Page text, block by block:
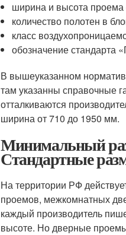
ширина и высота
количество полотен в
класс
обозначение стандарта
В вышеуказанном
там указанны справочные
отталкиваются
ширина от 710 до 1950 мм.
Минимальный
Стандартные
На территории РФ
проемов, межкомнатных
каждый производитель
высоте. Но дверные проемы